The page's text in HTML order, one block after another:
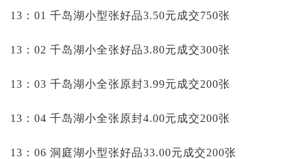
13：01 千岛湖小型张好品3.50元成交750张
13：02 千岛湖小全张好品3.80元成交300张
13：03 千岛湖小全张原封3.99元成交200张
13：04 千岛湖小全张原封4.00元成交200张
13：06 洞庭湖小型张好品33.00元成交200张